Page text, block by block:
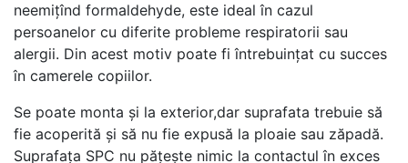
neemițînd formaldehyde, este ideal în cazul
persoanelor cu diferite probleme respiratorii sau
alergii. Din acest motiv poate fi întrebuințat cu succes
în camerele copiilor.
Se poate monta și la exterior,dar suprafata trebuie să
fie acoperită și să nu fie expusă la ploaie sau zăpadă.
Suprafața SPC nu pățește nimic la contactul în exces